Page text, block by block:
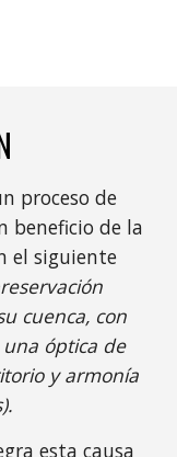
proceso de
beneficio de la
el siguiente
cuenca, con
óptica de
y armonía
esta causa